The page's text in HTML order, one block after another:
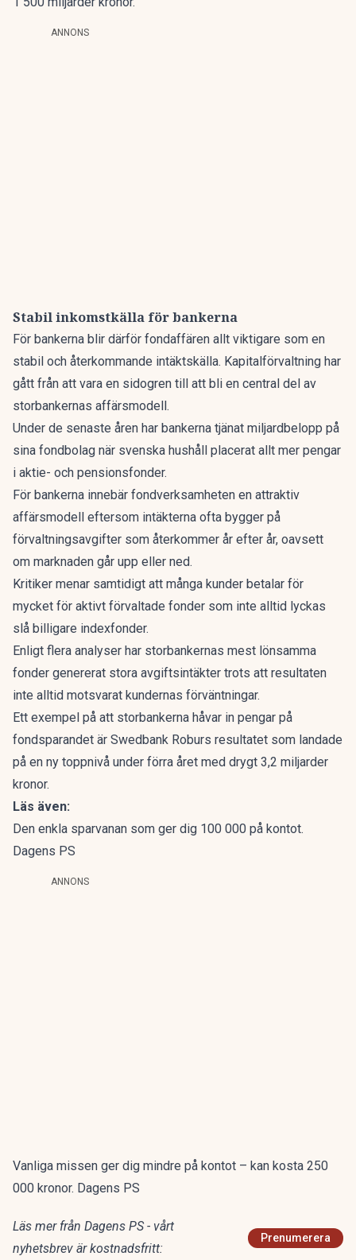
ANNONS
Stabil inkomstkälla för bankerna
För bankerna blir därför fondaffären allt viktigare som en
stabil och återkommande intäktskälla. Kapitalförvaltning har
gått från att vara en sidogren till att bli en central del av
storbankernas affärsmodell.
Under de senaste åren har bankerna tjänat miljardbelopp på
sina fondbolag när svenska hushåll placerat allt mer pengar
i aktie- och pensionsfonder.
För bankerna innebär fondverksamheten en attraktiv
affärsmodell eftersom intäkterna ofta bygger på
förvaltningsavgifter som återkommer år efter år, oavsett
om marknaden går upp eller ned.
Kritiker menar samtidigt att många kunder betalar för
mycket för aktivt förvaltade fonder som inte alltid lyckas
slå billigare indexfonder.
Enligt flera analyser har storbankernas mest lönsamma
fonder genererat stora avgiftsintäkter trots att resultaten
inte alltid motsvarat kundernas förväntningar.
Ett exempel på att storbankerna håvar in pengar på
fondsparandet är Swedbank Roburs resultatet som landade
på en ny toppnivå under förra året med drygt 3,2 miljarder
kronor.
Läs även:
Den enkla sparvanan som ger dig 100 000 på kontot.
Dagens PS
ANNONS
Vanliga missen ger dig mindre på kontot – kan kosta 250
000 kronor. Dagens PS
Läs mer från Dagens PS - vårt
nyhetsbrev är kostnadsfritt:
Prenumerera